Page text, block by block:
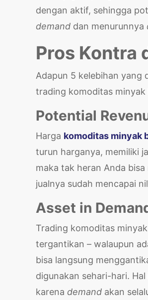
dengan aktif, sehingga
demand dan menurunnya
Pros Kontra
Adapun 5 kelebihan yang
trading komoditas minyak
Potential
Harga komoditas minyak
turun harganya, memiliki
maka tak heran Anda
jualnya sudah mencapai
Asset in
Trading komoditas
tergantikan – walaupun
bisa langsung
digunakan sehari-hari.
karena demand akan